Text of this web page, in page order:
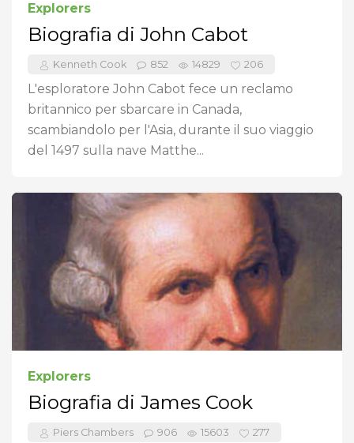
Explorers
Biografia di John Cabot
Kenneth Cook 852 14829 206
L'esploratore John Cabot fece un reclamo
britannico per sbarcare in Canada,
scambiandolo per l'Asia, durante il suo viaggio
del 1497 sulla nave Matthe...
Explorers
Biografia di James Cook
Piers Chambers 906 15603 277